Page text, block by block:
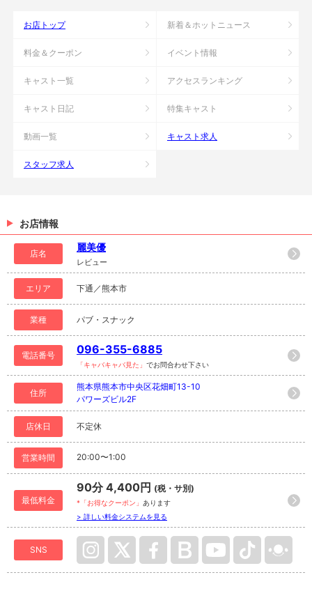
お店トップ 新着＆ホットニュース
料金＆クーポン イベント情報
キャスト一覧 アクセスランキング
キャスト日記 特集キャスト
動画一覧 キャスト求人
スタッフ求人
お店情報
店名
麗美優
レビュー
エリア 下通／熊本市
業種 パブ・スナック
電話番号 096-355-6885
「キャバキャバ見た」 でお問合わせ下さい
住所
熊本県熊本市中央区花畑町13-10
パワーズビル2F
店休日 不定休
営業時間 20:00〜1:00
最低料金
90分 4,400円 (税・サ別)
*「お得なクーポン」 あります
> 詳しい料金システムを見る
SNS